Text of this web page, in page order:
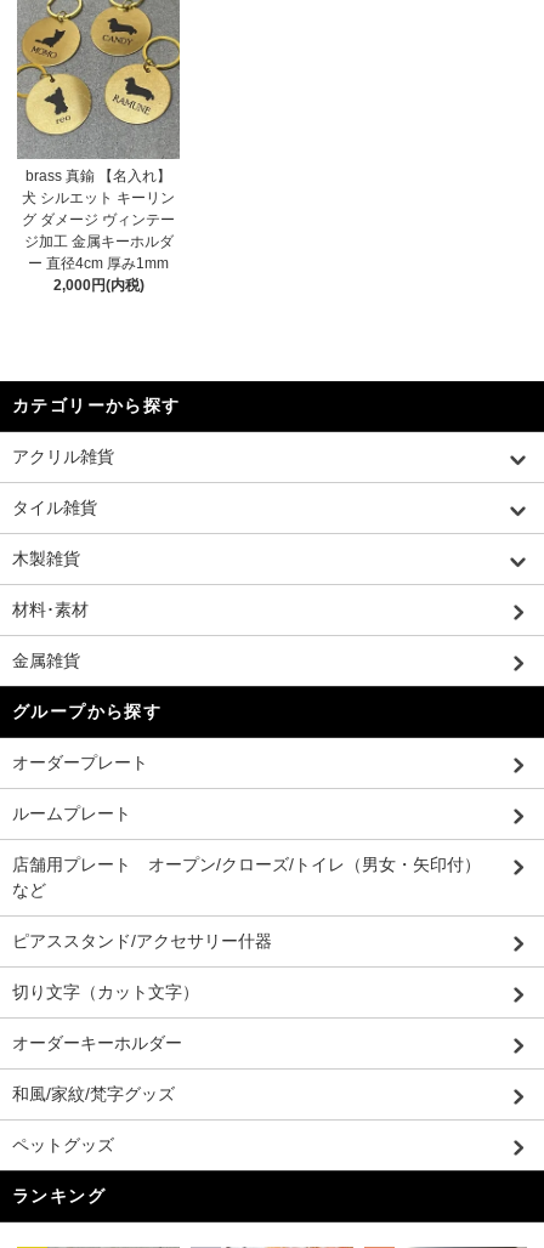
brass 真鍮 【名入れ】
犬 シルエット キーリン
グ ダメージ ヴィンテー
ジ加工 金属キーホルダ
ー 直径4cm 厚み1mm
2,000円(内税)
カテゴリーから探す
アクリル雑貨
タイル雑貨
木製雑貨
材料･素材
金属雑貨
グループから探す
オーダープレート
ルームプレート
店舗用プレート オープン/クローズ/トイレ（男女・矢印付）
など
ピアススタンド/アクセサリー什器
切り文字（カット文字）
オーダーキーホルダー
和風/家紋/梵字グッズ
ペットグッズ
ランキング